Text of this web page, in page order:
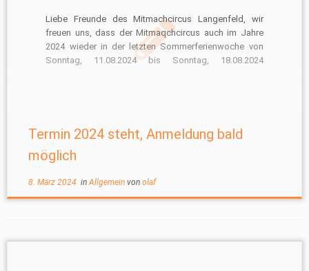
Liebe Freunde des Mitmachcircus Langenfeld, wir
freuen uns, dass der Mitmaqchcircus auch im Jahre
2024 wieder in der letzten Sommerferienwoche von
Sonntag, 11.08.2024 bis Sonntag, 18.08.2024
Termin 2024 steht, Anmeldung bald
möglich
8. März 2024 inAllgemein von olaf